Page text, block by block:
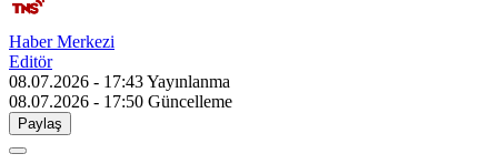
Haber Merkezi
Editör
08.07.2026 - 17:43Yayınlanma
08.07.2026 - 17:50 Güncelleme
Paylaş